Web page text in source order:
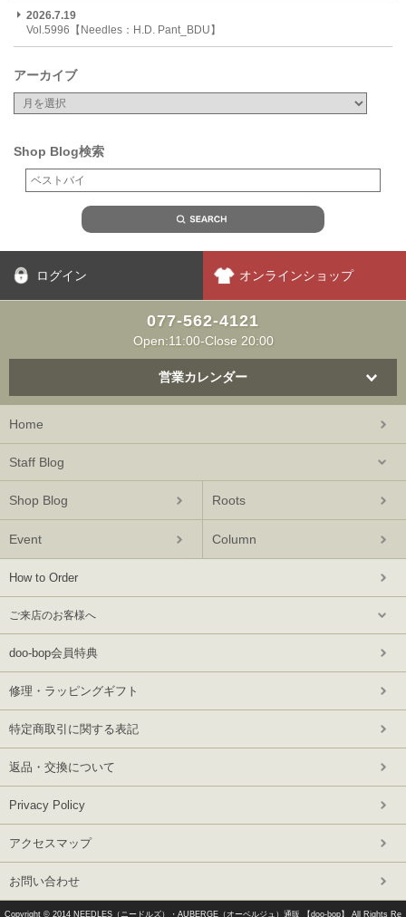
2026.7.19
Vol.5996【Needles：H.D. Pant_BDU】
アーカイブ
Shop Blog検索
ログイン オンラインショップ
077-562-4121
Open:11:00-Close 20:00
営業カレンダー
Home
Staff Blog
Shop Blog Roots
Event Column
How to Order
ご来店のお客様へ
doo-bop会員特典
修理・ラッピングギフト
特定商取引に関する表記
返品・交換について
Privacy Policy
アクセスマップ
お問い合わせ
Copyright © 2014 NEEDLES（ニードルズ）・AUBERGE（オーベルジュ）通販 【doo-bop】 All Rights Re